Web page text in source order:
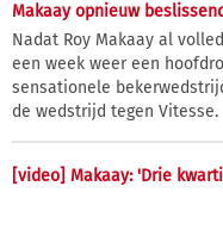
Makaay opnieuw beslissend
Nadat Roy Makaay al
een week weer een
sensationele
de wedstrijd tegen Vitesse.
[video] Makaay: 'Drie